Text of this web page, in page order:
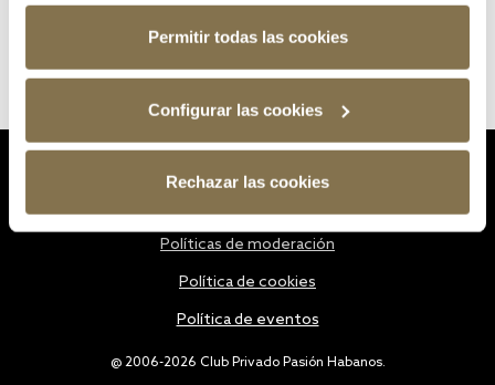
Permitir todas las cookies
Configurar las cookies
Rechazar las cookies
@ 2006-2026 Club Privado Pasión Habanos.
Políticas de moderación
Política de cookies
Política de eventos